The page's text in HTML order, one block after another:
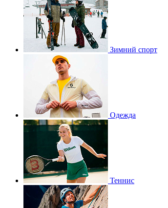
Зимний спорт
Одежда
Теннис